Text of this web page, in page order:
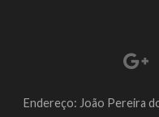
Endereço: João Pereira